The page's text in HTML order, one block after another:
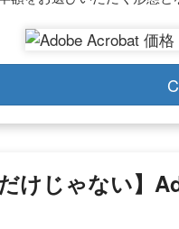
だけじゃない